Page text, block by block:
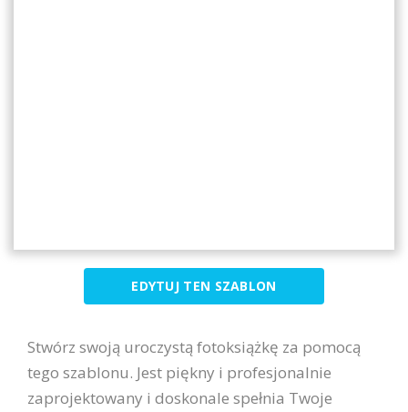
EDYTUJ TEN SZABLON
Stwórz swoją uroczystą fotoksiążkę za pomocą
tego szablonu. Jest piękny i profesjonalnie
zaprojektowany i doskonale spełnia Twoje